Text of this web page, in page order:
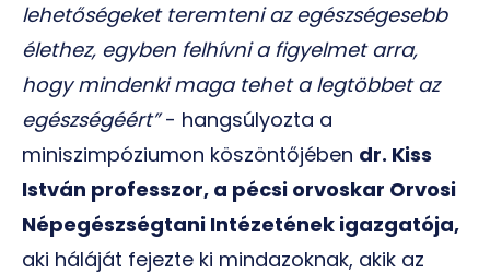
lehetőségeket teremteni az egészségesebb
élethez, egyben felhívni a figyelmet arra,
hogy mindenki maga tehet a legtöbbet az
egészségéért”- hangsúlyozta a
miniszimpóziumon köszöntőjében dr. Kiss
István professzor, a pécsi orvoskar Orvosi
Népegészségtani Intézetének igazgatója,
aki háláját fejezte ki mindazoknak, akik az